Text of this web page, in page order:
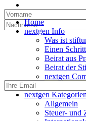
Close
Menu
Home
nextgen Info
Was ist
Einen
Beirat aus
Beirat der
nextgen
nextgen Services
nextgen Kategorien
Allgemein
Steuer- und